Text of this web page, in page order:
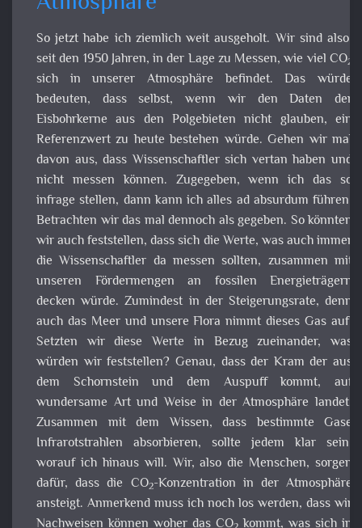
So jetzt habe ich ziemlich weit ausgeholt. Wir sind also,
den 1950 Jahren, in der Lage zu Messen, wie viel CO 2sich
unserer Atmosphäre befindet. Das würde bedeuten,
selbst, wenn wir den Daten der Eisbohrkerne aus
Polgebieten nicht glauben, ein Referenzwert zu
bestehen würde. Gehen wir mal davon aus,
Wissenschaftler sich vertan haben und nicht
können. Zugegeben, wenn ich das so infrage stellen,
kann ich alles ad absurdum führen. Betrachten wir das
dennoch als gegeben. So könnten wir auch feststellen,
sich die Werte, was auch immer die Wissenschaftler
messen sollten, zusammen mit unseren Fördermengen
fossilen Energieträgern decken würde. Zumindest in
Steigerungsrate, denn auch das Meer und unsere
nimmt dieses Gas auf. Setzten wir diese Werte in
zueinander, was würden wir feststellen? Genau, dass
Kram der aus dem Schornstein und dem Auspuff kommt,
wundersame Art und Weise in der Atmosphäre
Zusammen mit dem Wissen, dass bestimmte
Infrarotstrahlen absorbieren, sollte jedem klar sein,
ich hinaus will. Wir, also die Menschen, sorgen dafür,
die CO2-Konzentration in der Atmosphäre
Anmerkend muss ich noch los werden, dass wir
können woher das CO
2kommt, was sich in der Luft
Und hier ist die schlechte Nachricht, ein beträchtlicher
ist fossilen Ursprungs.